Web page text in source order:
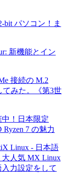
bit パソコン！ま
新機能とイン
接続の M.2
てみた。《第3世
！日本限定
7 の魅力
Linux - 日本語
大人気 MX Linux
力設定をして